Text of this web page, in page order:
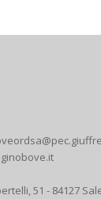
51 - 84127